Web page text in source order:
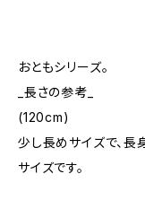
おともシリーズ。
_長さの参考_
(120cm)
少し長めサイズで、長
サイズです。